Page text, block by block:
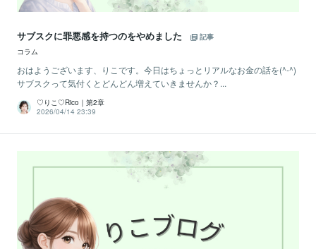
サブスクに罪悪感を持つのをやめました
記事
コラム
おはようございます、りこです。今日はちょっとリアルなお金の話を(^-^)
サブスクって気付くとどんどん増えていきませんか？...
♡りこ♡Rico｜第2章
2026/04/14 23:39